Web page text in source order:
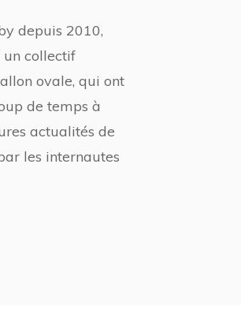
depuis 2010,
un collectif
ovale, qui ont
de temps à
actualités de
les internautes